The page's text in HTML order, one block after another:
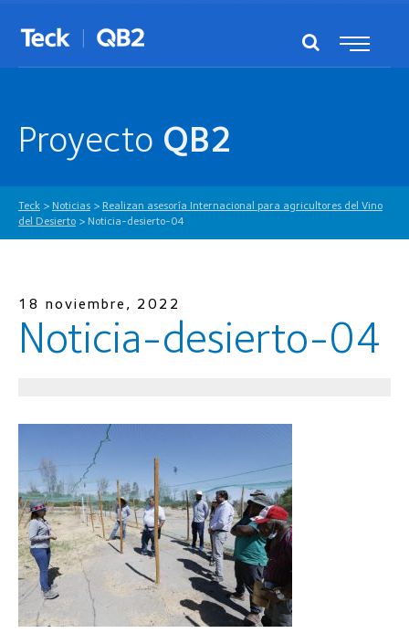
Proyecto QB2
Teck > Noticias > Realizan asesoría Internacional para agricultores del Vino
del Desierto > Noticia-desierto-04
18 noviembre, 2022
Noticia-desierto-04